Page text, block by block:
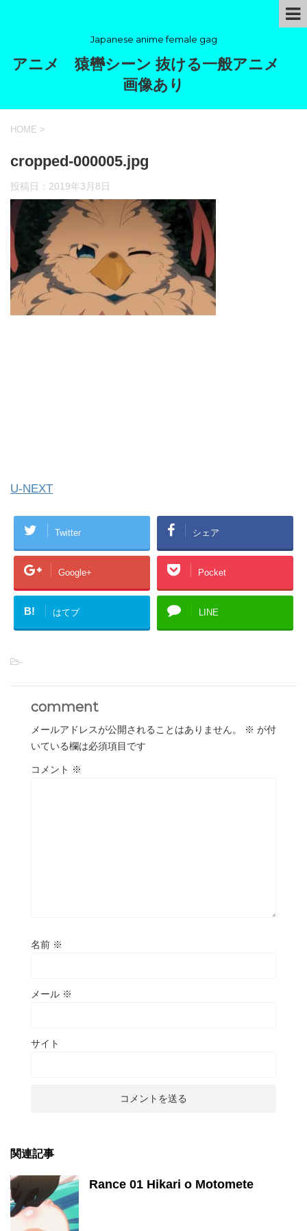
Japanese anime female gag
アニメ 猿轡シーン 抜ける一般アニメ
画像あり
HOME >
cropped-000005.jpg
投稿日： 2019年3月8日
U-NEXT
Twitter シェア
Google+ Pocket
B! はてブ LINE
-
comment
メールアドレスが公開されることはありません。 ※ が付
いている欄は必須項目です
コメント ※
名前 ※
メール ※
サイト
関連記事
Rance 01 Hikari o Motomete